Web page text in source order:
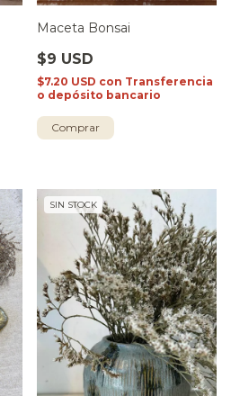
Maceta Bonsai
$9 USD
$7.20 USD con Transferencia
o depósito bancario
SIN STOCK